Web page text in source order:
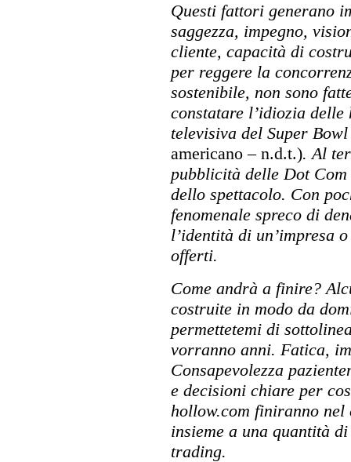
Questi fattori generano
saggezza, impegno,
cliente, capacità di
per reggere la
sostenibile, non sono
constatare l’idiozia
televisiva del Super
americano – n.d.t.). Al
pubblicità delle Dot
dello spettacolo. Con
fenomenale spreco di
l’identità di un’impresa
offerti.
Come andrà a finire?
costruite in modo da
permettetemi di
vorranno anni. Fatica,
Consapevolezza
e decisioni chiare per
hollow.com finiranno
insieme a una quantità
trading.